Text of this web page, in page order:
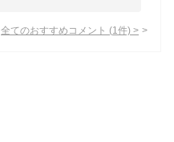
全てのおすすめコメント (1 件) >